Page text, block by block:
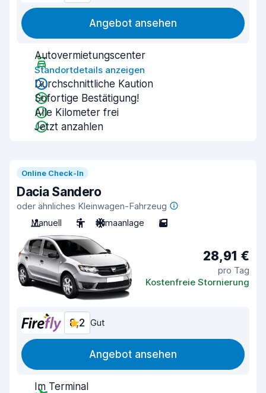
Angebot ansehen
Autovermietungscenter
Standortdetails anzeigen
Durchschnittliche Kaution
Sofortige Bestätigung!
Alle Kilometer frei
Jetzt anzahlen
Online Check-In
Dacia Sandero
oder ähnliches Kleinwagen-Fahrzeug
Manuell
5 Klimaanlage 5
28,91 €
pro Tag
Kostenfreie Stornierung
8,2 Gut
Angebot ansehen
Im Terminal